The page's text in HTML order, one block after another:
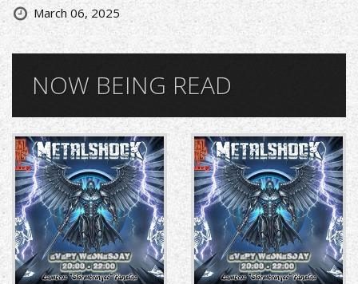
March 06, 2025
NOW BEING READ